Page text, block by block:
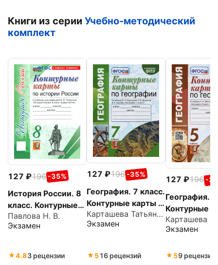
Книги из серии Учебно-методический
комплект
127 196 -35%
История России. 8
класс. Контурные
карты к учебнику
под ред. А. В.
Павлова Н. В.
Экзамен
4.83 рецензии
127 196 -35%
География. 7 класс.
Контурные карты к
учебнику
Коринской,
Карташева Татьяна Андреевна
Экзамен
516 рецензий
127 196 -
География.
Контурные
учебнику
Максимова,
ФГОС
Экзамен
59 рецензий